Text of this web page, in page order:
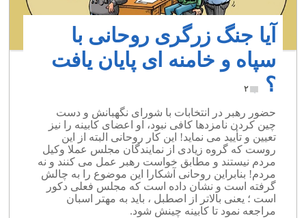
آیا جنگ زرگری روحانی با
سپاه و خامنه ای پایان یافت
؟
۲
حضور رهبر در انتخابات با شورای نگهبانش و دست
چین کردن نامزدها کافی نبود، او اعضای کابینه را نیز
تعیین و تأیید می نماید! این کار روحانی البته از این
روست که گروه زیادی از نمایندگان مجلس عملا وکیل
مردم نیستند و مطابق خواست رهبر عمل می کنند و نه
مردم! بنابراین روحانی آشکارا این موضوع را به چالش
گرفته است و نشان داده است که مجلس فعلی دکور
است ؛ یعنی بالاتر از اصطبل ، باید به مهتر اسبان
مراجعه نمود تا کابینه چینش شود.